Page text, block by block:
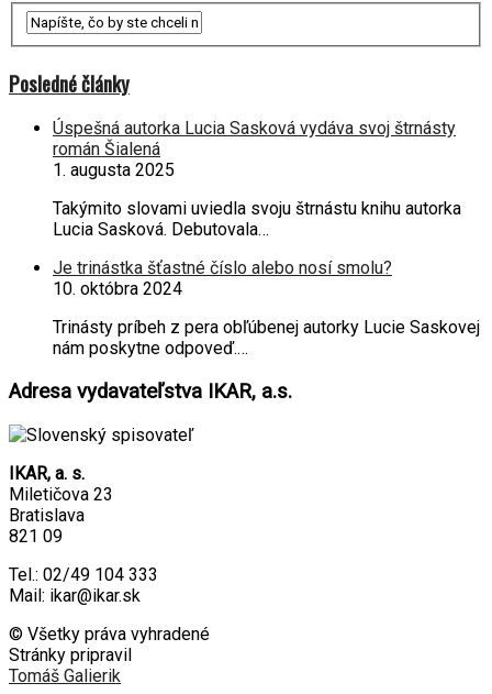
Posledné články
Úspešná autorka Lucia Sasková vydáva svoj štrnásty
román Šialená
1. augusta 2025
Takýmito slovami uviedla svoju štrnástu knihu autorka
Lucia Sasková. Debutovala…
Je trinástka šťastné číslo alebo nosí smolu?
10. októbra 2024
Trinásty príbeh z pera obľúbenej autorky Lucie Saskovej
nám poskytne odpoveď.…
Adresa vydavateľstva IKAR, a.s.
IKAR, a. s.
Miletičova 23
Bratislava
821 09
Tel.: 02/49 104 333
Mail: ikar@ikar.sk
© Všetky práva vyhradené
Stránky pripravil
Tomáš Galierik